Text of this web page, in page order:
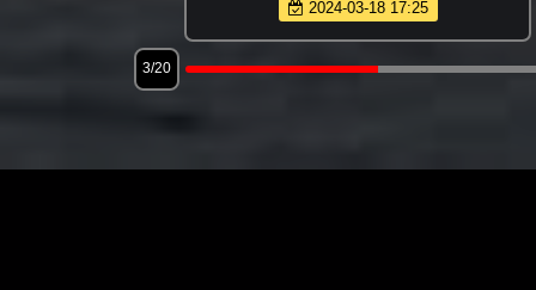
2024-03-18 17:25
3/20